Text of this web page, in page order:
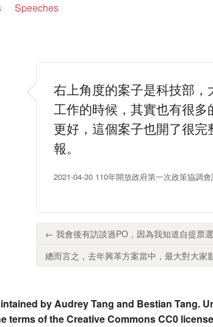
Speeches
右上角度的案子是科技部
工作的時候，其實也有很
更好，這個案子也開了很
報。
2021-04-30 110年開放政府第一次政策協調會
← 我會後有訪談過PO，因為我知道自提票
總而言之，去年興革方案當中，最大對大
by Audrey Tang and Bestian Tang.
terms of the Creative Commons CC0